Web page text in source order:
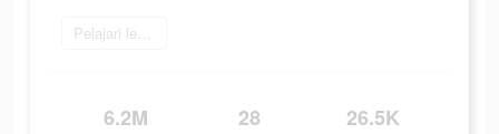
Pelajari lebih lanjut
6.2M 28 26.5K